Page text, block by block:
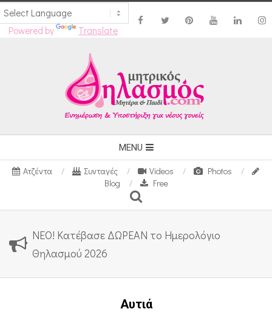
Powered by Translate
Navigation
Menu
MENU
Ατζέντα Συνταγές Videos
Photos
Blog
Free
Search
ΝΕΟ! Κατέβασε ΔΩΡΕΑΝ το Ημερολόγιο
Θηλασμού 2026
Αυτιά